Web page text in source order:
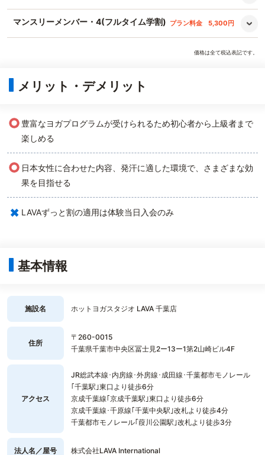
マンスリーメンバー・4(フルタイム学割) プラン料金 5,300円
価格は全て税込表記です。
メリット・デメリット
○ 豊富なヨガプログラムが受けられるため初心者から上級者まで
楽しめる
○ 日本女性に合わせた内容、発汗に適した環境で、さまざまな効
果を目指せる
× LAVAずっと割の適用は体験当日入会のみ
基本情報
施設名 ホットヨガスタジオ LAVA 千葉店
住所
〒260-0015
千葉県千葉市中央区冨士見2ー13ー1第2山崎ビル4F
アクセス
JR総武本線･内房線･外房線･成田線･千葉都市モノレール
｢千葉駅｣東口より徒歩6分
京成千葉線｢京成千葉駅｣東口より徒歩6分
京成千葉線･千原線｢千葉中央駅｣改札より徒歩4分
千葉都市モノレール｢葭川公園駅｣改札より徒歩3分
法人名／屋号 株式会社LAVA International